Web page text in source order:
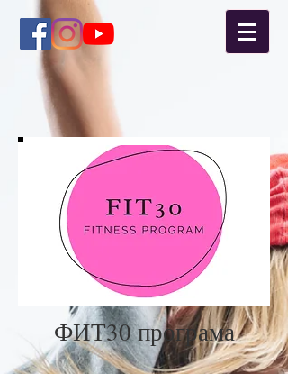
ФИТ30 програма